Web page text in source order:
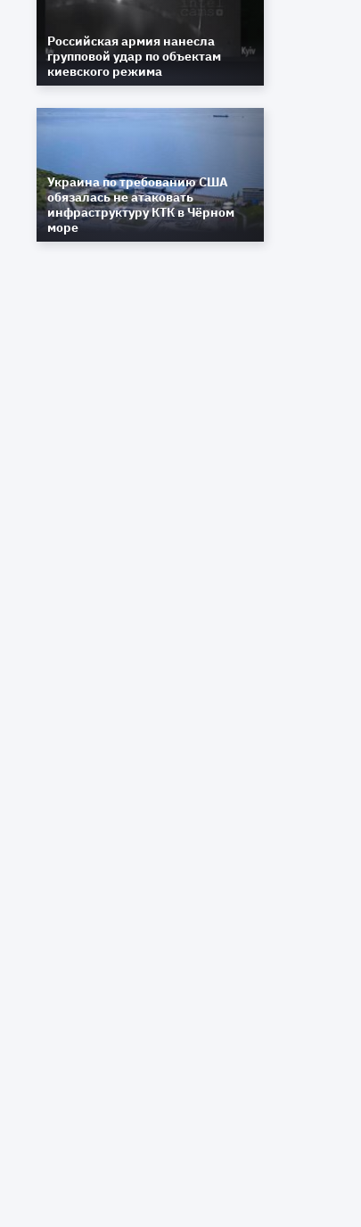
Российская армия нанесла
групповой удар по объектам
киевского режима
Украина по требованию США
обязалась не атаковать
инфраструктуру КТК в Чёрном
море